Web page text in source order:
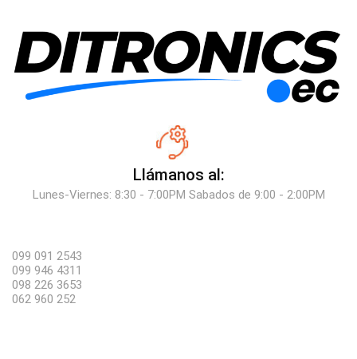
Llámanos al:
Lunes-Viernes: 8:30 - 7:00PM Sabados de 9:00 - 2:00PM
099 091 2543
099 946 4311
098 226 3653
062 960 252